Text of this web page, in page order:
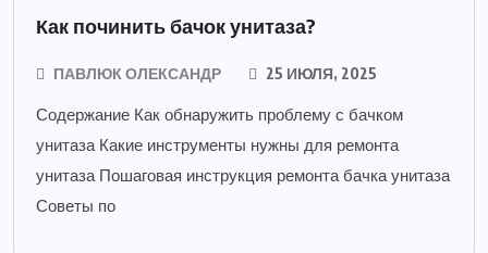
Как починить бачок унитаза?
ПАВЛЮК ОЛЕКСАНДР 25 ИЮЛЯ, 2025
Содержание Как обнаружить проблему с бачком
унитаза Какие инструменты нужны для ремонта
унитаза Пошаговая инструкция ремонта бачка унитаза
Советы по